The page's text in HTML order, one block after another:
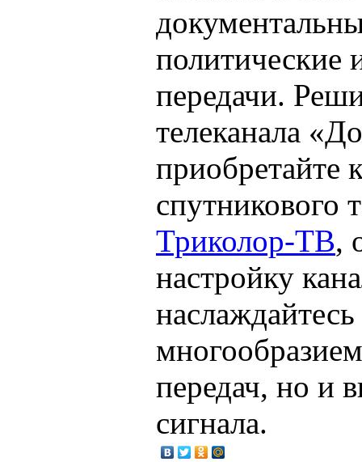
политические
передачи.
телеканала
приобретайте
спутникового
Триколор-ТВ,
настройку
передач, но и
сигнала.